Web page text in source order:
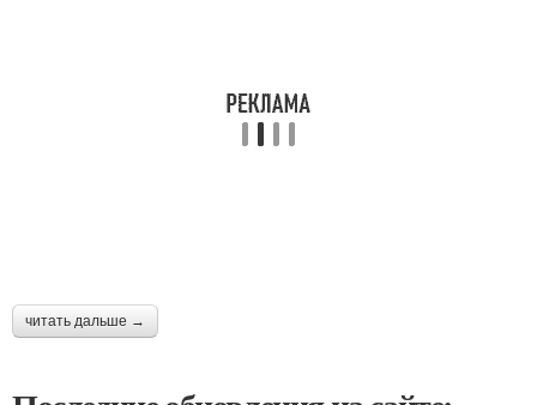
читать дальше →